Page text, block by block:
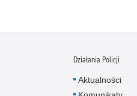
Działania Policji
Aktualności